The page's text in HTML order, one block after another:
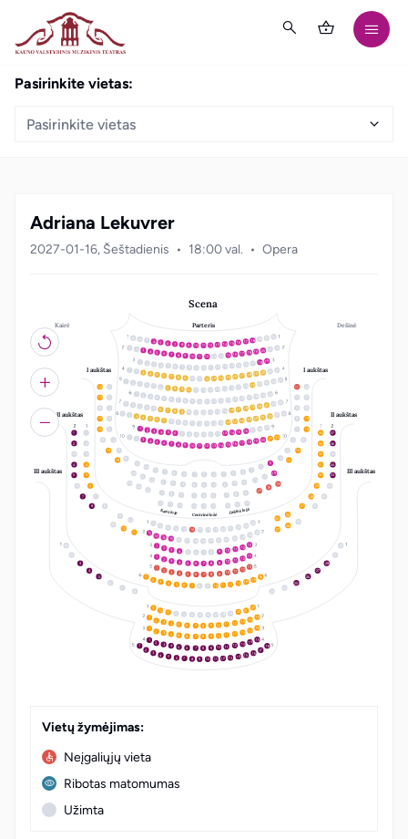
Adriana Lekuvrer
2027-01-16, Šeštadienis 18:00 val. Opera
4 5 6 7 8 9 10 11 12 13 14 15 16 17 18 19 20
3 4 5 6 7 8 9 10 11 12 13 15 16 17 18 19 20 21
4 12 13 14 15 16 18 19
3 4 5 6 7 8 9 12 13 14 15 16 17 18 19 20 22
7 8 9 10 14 17 19 20 21
23
4
8 12 14 15 16 17 18 20
5 6 7 8 9 14 15 16 17 18 19 20 21 22
3 4 5 6 7 9 16 17 18 19 20 21 22 23 24
1 2 3 4 5 6 8 12 13 14 15 16 18 19
3 4 5 6 7 8 9 10 11 12 13 14 15 16 17 18 19 20 21 22
8
10
11
12
13
15
16
18
19
20
21
22
23
24
25
5
9
11 12
4
8
3
11
12
13
14
15
16
18
19
23
24
25
4
5
6
8
16 17 18 19 22 23
24
25
26
27
28
29
30
31
32
33
34
1
2
4
5
7
8
10
11 12
13 14 15 16 18 20
27
28
33
34
36
37
1
2 3 4 8 9 10 11 12
13
1
2 3 4 5 6 7 8 9 10 11 12
13
1
2 3 4 5 6 7 8 9 10 11 12
13
1
2 3 4 5 6 7 8 10 11 12 13 14 15
16
3
4
5
8
9 10 11 18 19 20 21
22
25
26
27
28
1
2 3 4 5 6 7 8 9 10 11 12 13 14 15
1
2 3 4 5 6 7 8 9 10 11 12 13 14 15
1
2 3 4 5 6 7 8 9 10 11 12 13 14 15
1
2
3 4 5 6 7 8 9 10 11 12 13 14 15 16
17
18
Scena
I aukštas
I aukštas
Parteris
Kairė Dešinė
II aukštas
II aukštas
III aukštas
III aukštas
Centrinė ložė
Dešinė ložė
Kairė ložė
Vietų žymėjimas:
Neįgaliųjų vieta
Ribotas matomumas
Užimta
Pasirinkite vietas:
Pasirinkite vietas